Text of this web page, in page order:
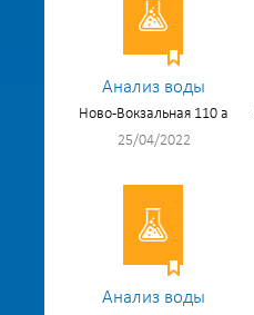
Анализ воды
Ново-Вокзальная 110 а
25/04/2022
Анализ воды